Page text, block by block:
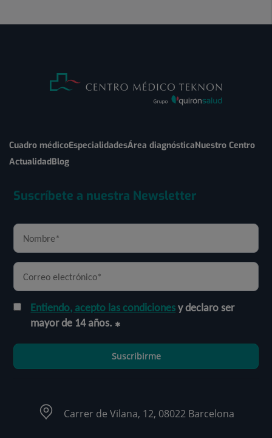
Cuadro médicoEspecialidadesÁrea diagnósticaNuestro Centro
ActualidadBlog
Suscríbete a nuestra Newsletter
Entiendo, acepto las condicionesy declaro ser
mayor de 14 años.
Suscribirme
Carrer de Vilana, 12, 08022 Barcelona